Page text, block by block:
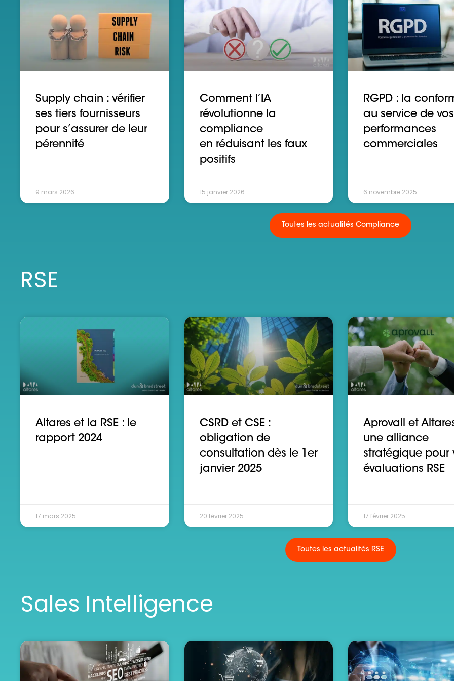
Supply chain : vérifier
ses tiers fournisseurs
pour s’assurer de leur
pérennité
9 mars 2026
Comment l’IA
révolutionne la
compliance
en réduisant les faux
positifs
15 janvier 2026
RGPD : la
au service de vos
performances
commerciales
6 novembre 2025
Toutes les actualités Compliance
RSE
Altares et la RSE : le
rapport 2024
17 mars 2025
CSRD et CSE :
obligation de
consultation dès le 1er
janvier 2025
20 février 2025
Aprovall et
une alliance
stratégique pour
évaluations RSE
17 février 2025
Toutes les actualités RSE
Sales Intelligence